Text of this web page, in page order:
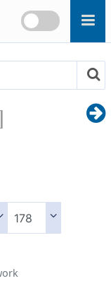
Skip to main content